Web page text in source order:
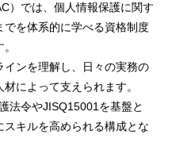
）では、個人情報保護に関す
を体系的に学べる資格制度
ンを理解し、日々の実務の
によって支えられます。
法令やJISQ15001を基盤と
スキルを高められる構成とな